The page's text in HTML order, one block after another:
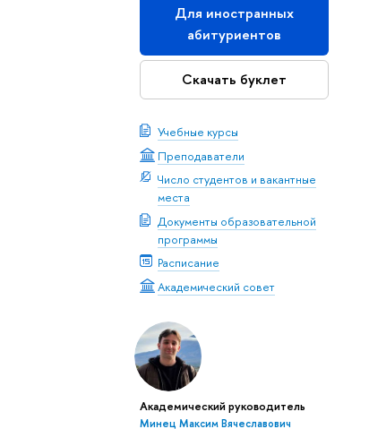
Для иностранных
абитуриентов
Скачать буклет
Учебные курсы
Преподаватели
Число студентов и вакантные
места
Документы образовательной
программы
Расписание
Академический совет
Академический руководитель
Минец Максим Вячеславович